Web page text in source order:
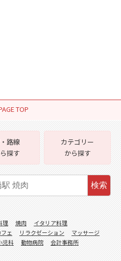
TOP
路線
探す
カテゴリー
から探す
検索
理 焼肉
イタリア料理
ェ リラクゼーション
マッサージ
児科 動物病院
会計事務所